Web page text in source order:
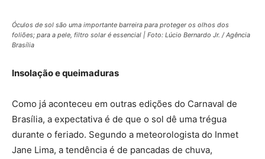
Óculos de sol são uma importante barreira para proteger os olhos dos
foliões; para a pele, filtro solar é essencial | Foto: Lúcio Bernardo Jr. / Agência
Brasília
Insolação e queimaduras
Como já aconteceu em outras edições do Carnaval de
Brasília, a expectativa é de que o sol dê uma trégua
durante o feriado. Segundo a meteorologista do Inmet
Jane Lima, a tendência é de pancadas de chuva,